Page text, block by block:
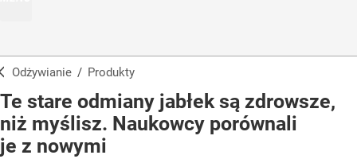
Odżywianie / Produkty
Te stare odmiany jabłek są zdrowsze,
niż myślisz. Naukowcy porównali
je z nowymi